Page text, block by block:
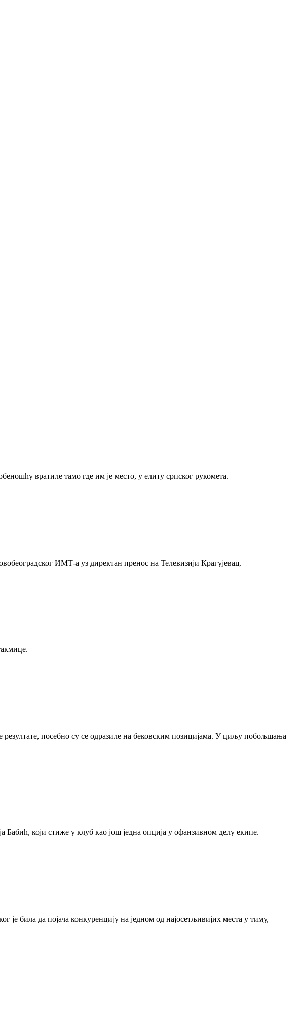
вратиле тамо где им је место, у елиту српског рукомета.
ИМТ-а уз директан пренос на Телевизији Крагујевац.
резултате, посебно су се одразиле на бековским позицијама. У циљу побољшања
Бабић, који стиже у клуб као још једна опција у офанзивном делу екипе.
била да појача конкуренцију на једном од најосетљивијих места у тиму,